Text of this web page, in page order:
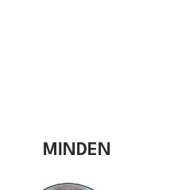
MINDEN